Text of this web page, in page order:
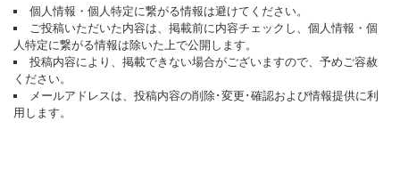
個人情報・個人特定に繋がる情報は避けてください。
ご投稿いただいた内容は、掲載前に内容チェックし、個人情報・個
人特定に繋がる情報は除いた上で公開します。
投稿内容により、掲載できない場合がございますので、予めご容赦
ください。
メールアドレスは、投稿内容の削除･変更･確認および情報提供に利
用します。